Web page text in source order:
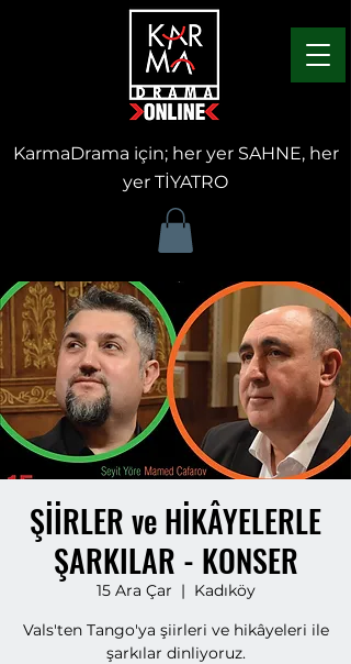
KarmaDrama için; her yer SAHNE, her
yer TİYATRO
ŞİİRLER ve HİKÂYELERLE
ŞARKILAR - KONSER
15 Ara Çar
  |
Kadıköy
Vals'ten Tango'ya şiirleri ve hikâyeleri ile
şarkılar dinliyoruz.